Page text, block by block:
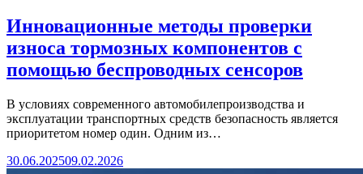
Инновационные методы проверки
износа тормозных компонентов с
помощью беспроводных сенсоров
В условиях современного автомобилепроизводства и
эксплуатации транспортных средств безопасность является
приоритетом номер один. Одним из…
30.06.202509.02.2026